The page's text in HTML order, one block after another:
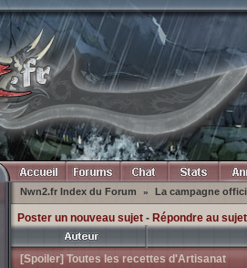
Nwn2.fr Index du Forum » La campagne
Poster un nouveau sujet- Répondre au sujet
[Spoiler] Toutes les recettes d'Artisanat